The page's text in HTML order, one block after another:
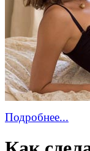
Подробнее...